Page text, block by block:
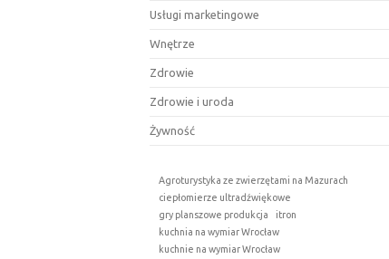
Usługi marketingowe
Wnętrze
Zdrowie
Zdrowie i uroda
Żywność
Agroturystyka ze zwierzętami na Mazurach
ciepłomierze ultradźwiękowe
gry planszowe produkcja
itron
kuchnia na wymiar Wrocław
kuchnie na wymiar Wrocław